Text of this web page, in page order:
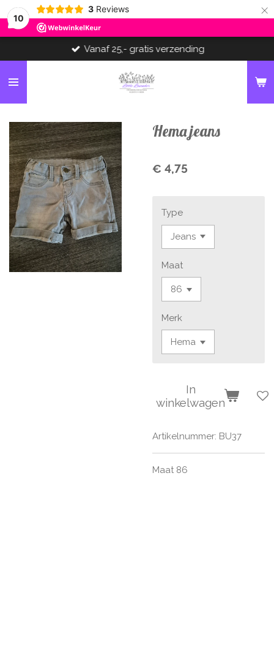
10
3 Reviews ×
Vanaf 25,- gratis verzending
Hema jeans
€ 4,75
Type
Maat
Merk
In
winkelwagen
Artikelnummer: BU37
Maat 86